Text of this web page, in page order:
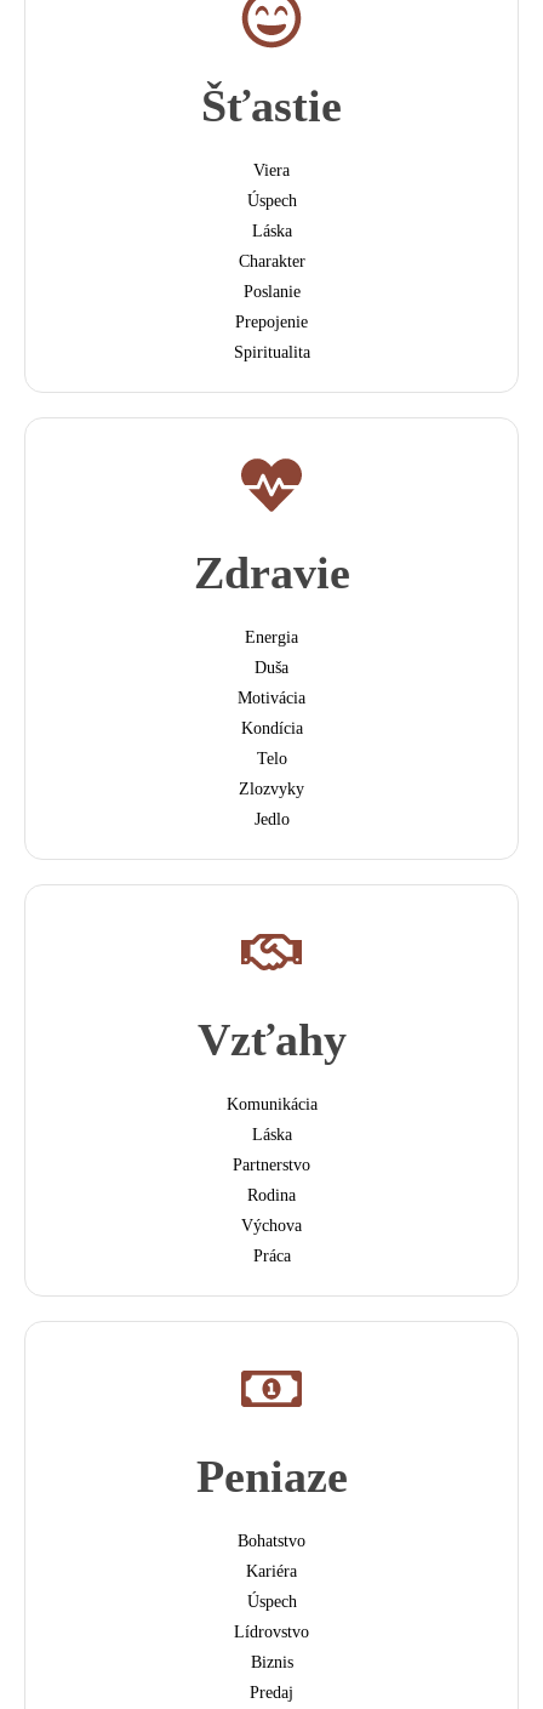
Šťastie
Viera
Úspech
Láska
Charakter
Poslanie
Prepojenie
Spiritualita
Zdravie
Energia
Duša
Motivácia
Kondícia
Telo
Zlozvyky
Jedlo
Vzťahy
Komunikácia
Láska
Partnerstvo
Rodina
Výchova
Práca
Peniaze
Bohatstvo
Kariéra
Úspech
Lídrovstvo
Biznis
Predaj